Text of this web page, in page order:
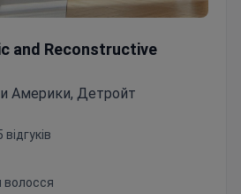
and Reconstructive
Америки, Детройт
відгуків
волосся